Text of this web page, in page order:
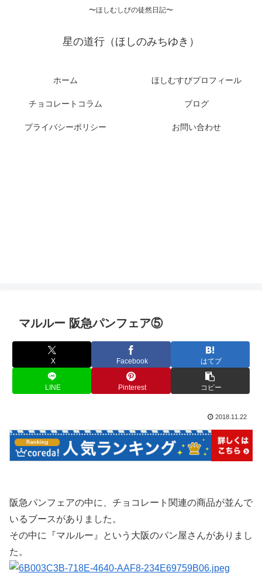
〜ほしむしびの徒然日記〜
星の道行（ほしのみちゆき）
ホーム ほしむすびプロフィール
チョコレートコラム ブログ
プライバシーポリシー お問い合わせ
マルルー 阪急パンフェア⑤
X Facebook はてブ
LINE Pinterest コピー
2018.11.22
阪急パンフェアの中に、チョコレート関連の商品が並んで
いるブースがありました。
その中に『マルルー』という大阪のパン屋さんがありまし
た。